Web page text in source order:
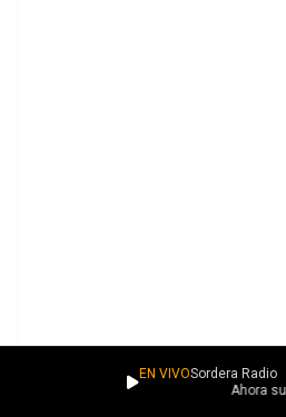
EN VIVOSordera Radio
Ahora suena